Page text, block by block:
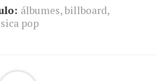
álbumes,billboard,
pop